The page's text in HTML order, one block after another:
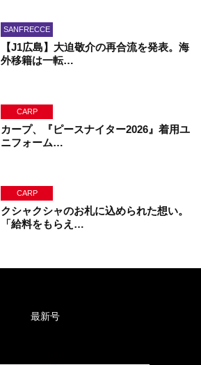
SANFRECCE
【J1広島】大迫敬介の再合流を発表。海
外移籍は一転…
CARP
カープ、『ピースナイター2026』着用ユ
ニフォーム…
CARP
クシャクシャのお札に込められた想い。
「給料をもらえ…
最新号